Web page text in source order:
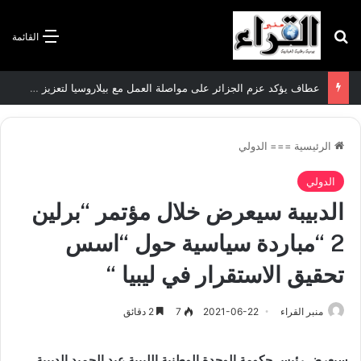
القائمة بحث عن
سعيود يشدد على إلزامية استكمال جميع عمليات تعويض متضرري حرائق الغابات قبل نهاية شهر أوت
الرئيسية === الدولي
الدولي
الدبيبة سيعرض خلال مؤتمر “برلين
2 “مباردة سياسية حول “اسس
تحقيق الاستقرار في ليبيا “
منبر القراء 2021-06-22
7